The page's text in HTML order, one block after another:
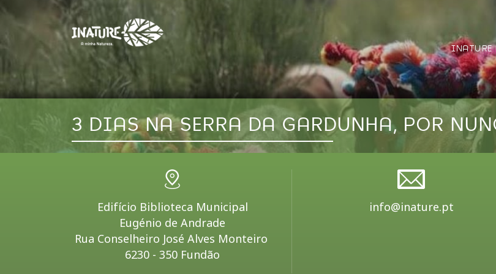
INATURE
3 DIAS NA SERRA DA GARDUNHA, POR
Edifício Biblioteca Municipal
Eugénio de Andrade
Rua Conselheiro José Alves Monteiro
6230 - 350 Fundão
info@inature.pt